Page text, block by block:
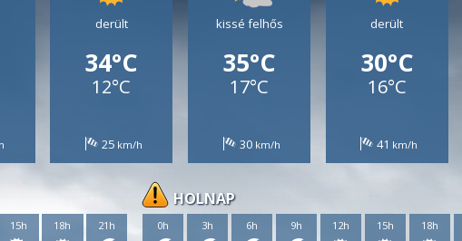
derült
34°C
12°C
25
kissé felhős
35°C
17°C
30
derült
30°C
16°C
41
15h 18h 21h
HOLNAP
0h 3h 6h 9h 12h 15h 18h